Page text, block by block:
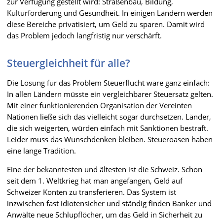
Kulturförderung und Gesundheit. In einigen Ländern werden
diese Bereiche privatisiert, um Geld zu sparen. Damit wird
das Problem jedoch langfristig nur verschärft.
Steuergleichheit für alle?
Die Lösung für das Problem Steuerflucht wäre ganz einfach:
In allen Ländern müsste ein vergleichbarer Steuersatz gelten.
Mit einer funktionierenden Organisation der Vereinten
Nationen ließe sich das vielleicht sogar durchsetzen. Länder,
die sich weigerten, würden einfach mit Sanktionen bestraft.
Leider muss das Wunschdenken bleiben. Steueroasen haben
eine lange Tradition.
Eine der bekanntesten und ältesten ist die Schweiz. Schon
seit dem 1. Weltkrieg hat man angefangen, Geld auf
Schweizer Konten zu transferieren. Das System ist
inzwischen fast idiotensicher und ständig finden Banker und
Anwälte neue Schlupflöcher, um das Geld in Sicherheit zu